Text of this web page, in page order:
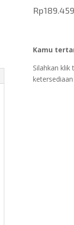
Rp189.459
Kamu
Silahkan